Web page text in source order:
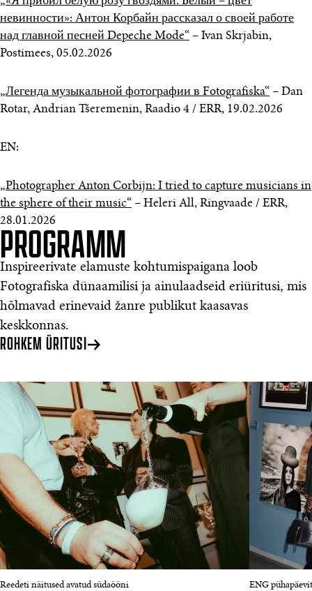
невинности»: Антон Корбайн рассказал о своей работе
над главной песней Depeche Mode“ – Ivan Skrjabin,
Postimees, 05.02.2026
„Легенда музыкальной фотографии в Fotografiska“ – Dan
Rotar, Andrian Tšeremenin, Raadio 4 / ERR, 19.02.2026
EN:
„Photographer Anton Corbijn: I tried to capture musicians in
the sphere of their music“ – Heleri All, Ringvaade / ERR,
28.01.2026
PROGRAMM
Inspireerivate elamuste kohtumispaigana loob
Fotografiska dünaamilisi ja ainulaadseid eriüritusi, mis
hõlmavad erinevaid žanre publikut kaasavas
keskkonnas.
ROHKEM ÜRITUSI
Reedeti näitused avatud südaööni ENG